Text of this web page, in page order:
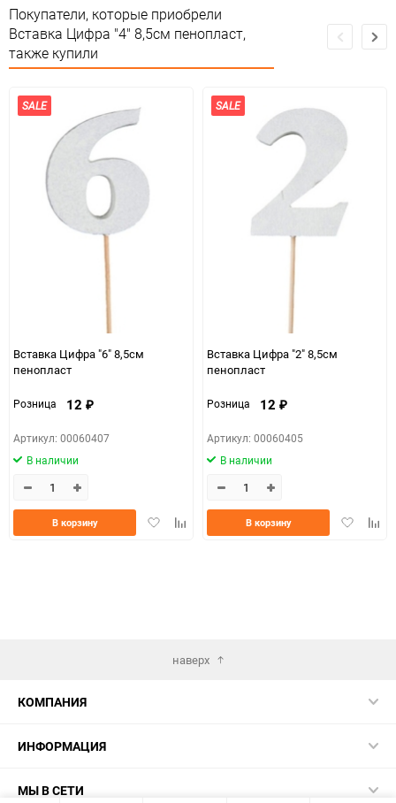
Минимальное количество 1
Единица измерения шт
Покупатели, которые приобрели
Вставка Цифра "4" 8,5см пенопласт,
также купили
SALE
Вставка Цифра "6" 8,5см
пенопласт
Розница 12 ₽
Артикул: 00060407
В наличии
ДобавитьДобавить
В корзину
SALE
Вставка Цифра "2" 8,5см
пенопласт
Розница 12 ₽
Артикул: 00060405
В наличии
Добавить
В корзину
наверх
КОМПАНИЯ
ИНФОРМАЦИЯ
МЫ В СЕТИ